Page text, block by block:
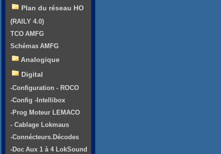
Plan du réseau HO
(RAILY 4.0)
TCO AMFG
Schémas AMFG
Analogique
Digital
-Configuration - ROCO
-Config -Intellibox
-Prog Moteur LEMACO
- Cablage Lokmaus
-Connécteurs.Décodes
-Doc Aux 1 à 4 LokSound